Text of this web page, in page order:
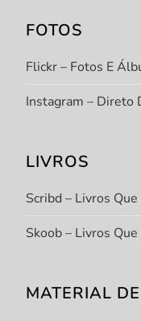
FOTOS
Flickr – Fotos E
Instagram – Direto
LIVROS
Scribd – Livros
Skoob – Livros
MATERIAL